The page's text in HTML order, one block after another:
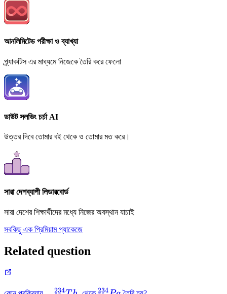
আনলিমিটেড পরীক্ষা ও ব্যাখ্যা
প্র্যাকটিস এর মাধ্যমে নিজেকে তৈরি করে ফেলো
ডাউট সলভিং চর্চা AI
উত্তর দিবে তোমার বই থেকে ও তোমার মত করে।
সারা দেশব্যাপী লিডারবোর্ড
সারা দেশের শিক্ষার্থীদের মধ্যে নিজের অবস্থান যাচাই
সবকিছু এক প্রিমিয়াম প্যাকেজে
Related question
⠀_{90}^{234}
234
_{91}^{234}
234